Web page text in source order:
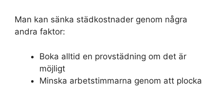
Man kan sänka städkostnader genom några
andra faktor:
Boka alltid en provstädning om det är
möjligt
Minska arbetstimmarna genom att plocka